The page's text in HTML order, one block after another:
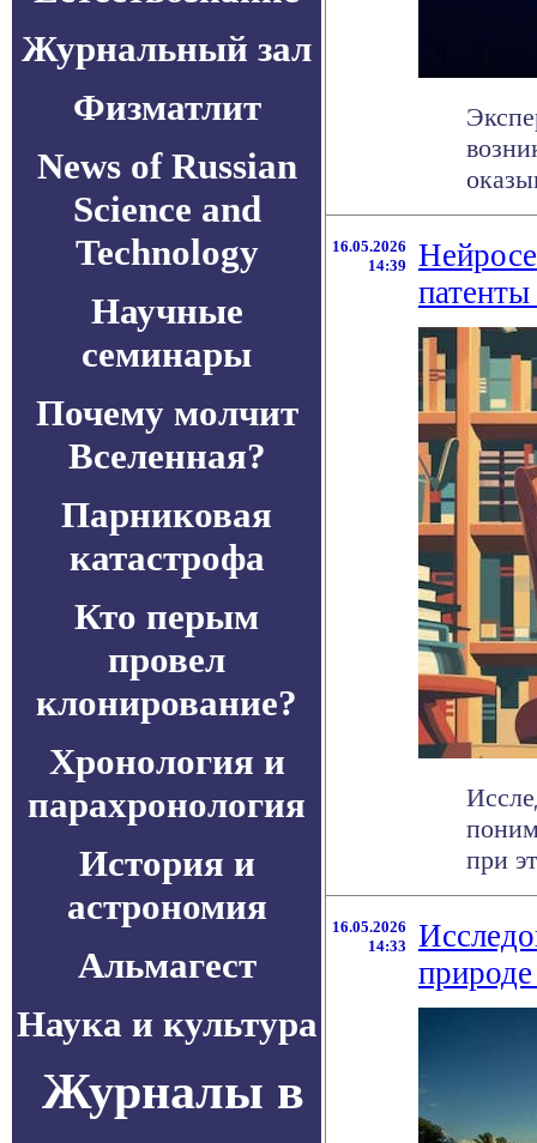
Журнальный зал
Физматлит
News of Russian
Science and
Technology
Научные
семинары
Почему молчит
Вселенная?
Парниковая
катастрофа
Кто перым
провел
клонирование?
Хронология и
парахронология
История и
астрономия
Альмагест
Наука и культура
Журналы в
16.05.2026
14:39
при
16.05.2026
14:33